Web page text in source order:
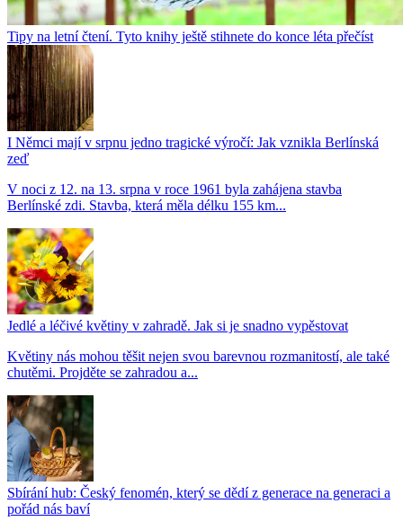
Tipy na letní čtení. Tyto knihy ještě stihnete do konce léta přečíst
I Němci mají v srpnu jedno tragické výročí: Jak vznikla Berlínská
zeď
V noci z 12. na 13. srpna v roce 1961 byla zahájena stavba
Berlínské zdi. Stavba, která měla délku 155 km...
Jedlé a léčivé květiny v zahradě. Jak si je snadno vypěstovat
Květiny nás mohou těšit nejen svou barevnou rozmanitostí, ale také
chutěmi. Projděte se zahradou a...
Sbírání hub: Český fenomén, který se dědí z generace na generaci a
pořád nás baví